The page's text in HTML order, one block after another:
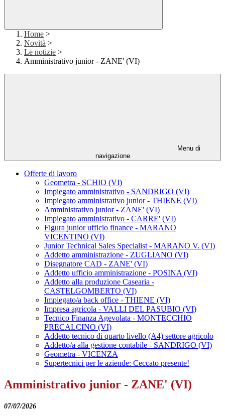
Home >
Novità >
Le notizie >
Amministrativo junior - ZANE' (VI)
Menu di
navigazione
Offerte di lavoro
Geometra - SCHIO (VI)
Impiegato amministrativo - SANDRIGO (VI)
Impiegato amministrativo junior - THIENE (VI)
Amministrativo junior - ZANE' (VI)
Impiegato amministrativo - CARRE' (VI)
Figura junior ufficio finance - MARANO
VICENTINO (VI)
Junior Technical Sales Specialist - MARANO V. (VI)
Addetto amministrazione - ZUGLIANO (VI)
Disegnatore CAD - ZANE' (VI)
Addetto ufficio amministrazione - POSINA (VI)
Addetto alla produzione Casearia -
CASTELGOMBERTO (VI)
Impiegato/a back office - THIENE (VI)
Impresa agricola - VALLI DEL PASUBIO (VI)
Tecnico Finanza Agevolata - MONTECCHIO
PRECALCINO (VI)
Addetto tecnico di quarto livello (A4) settore agricolo
Addetto/a alla gestione contabile - SANDRIGO (VI)
Geometra - VICENZA
Supertecnici per le aziende: Ceccato presente!
Amministrativo junior - ZANE' (VI)
07/07/2026